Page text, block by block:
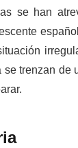
se han
se trenzan de